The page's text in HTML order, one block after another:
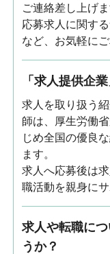
ご連絡差し上げま
応募求人に関す
など、お気軽に
「求人提供企
求人を取り扱う
師は、厚生労働
じめ全国の優良
ます。
求人へ応募後は
職活動を親身に
求人や転職に
うか？